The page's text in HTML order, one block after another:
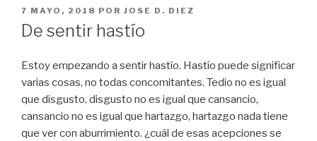
PUBLICADO
EL
7 MAYO, 2018 POR JOSE D. DIEZ
De sentir hastío
Estoy empezando a sentir hastío. Hastío puede significar
varias cosas, no todas concomitantes. Tedio no es igual
que disgusto, disgusto no es igual que cansancio,
cansancio no es igual que hartazgo, hartazgo nada tiene
que ver con aburrimiento. ¿cuál de esas acepciones se